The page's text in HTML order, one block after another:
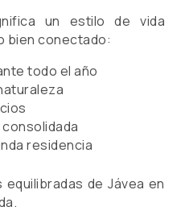
un estilo de vida
bien conectado:
todo el año
residencia
de Jávea en